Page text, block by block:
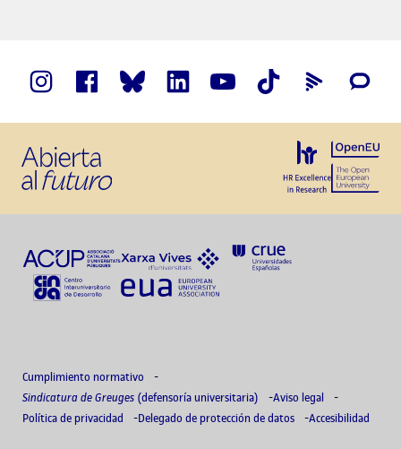
Cumplimiento normativo
Sindicatura de Greuges (defensoría universitaria)
Aviso legal
Política de privacidad
Delegado de protección de datos Accesibilidad